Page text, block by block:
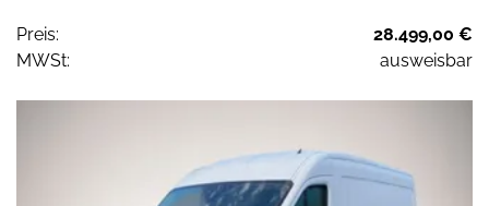
Preis:
28.499,00 €
MWSt:
ausweisbar